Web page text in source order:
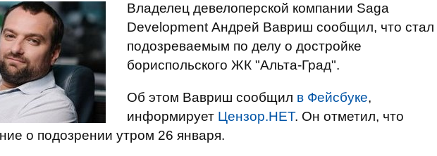
Владелец девелоперской компании Saga
Development Андрей Вавриш сообщил, что стал
подозреваемым по делу о достройке
бориспольского ЖК "Альта-Град".
Об этом Вавриш сообщил в Фейсбуке,
информирует Цензор.НЕТ. Он отметил, что
о подозрении утром 26 января.